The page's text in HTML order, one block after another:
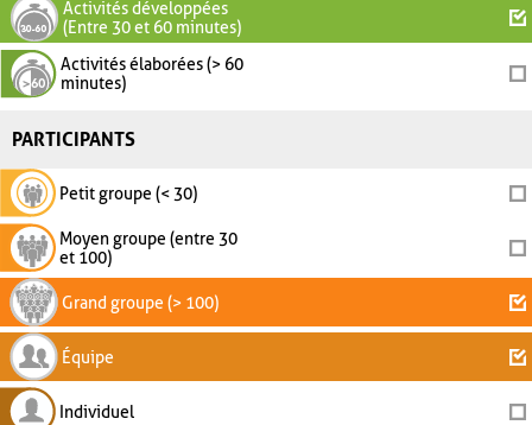
Activités développées
(Entre 30 et 60 minutes)
Activités élaborées (> 60
minutes)
PARTICIPANTS
Petit groupe (< 30)
Moyen groupe (entre 30
et 100)
Grand groupe (> 100)
Équipe
Individuel